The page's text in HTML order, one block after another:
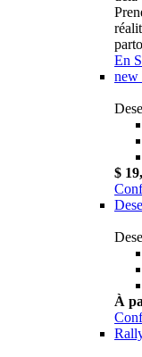
En
new
$
À